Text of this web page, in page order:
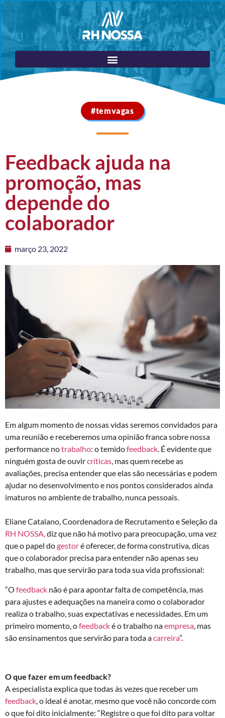
#temvagas
Feedback ajuda na
promoção, mas
depende do
colaborador
março 23, 2022
Em algum momento de nossas vidas seremos convidados para
uma reunião e receberemos uma opinião franca sobre nossa
performance notrabalho: o temidofeedback. É evidente que
ninguém gosta de ouvircríticas, mas quem recebe as
avaliações, precisa entender que elas são necessárias e podem
ajudar no desenvolvimento e nos pontos considerados ainda
imaturos no ambiente de trabalho, nunca pessoais.
Eliane Catalano, Coordenadora de Recrutamento e Seleção da
RH NOSSA,diz que não há motivo para preocupação, uma vez
que o papel dogestoré oferecer, de forma construtiva, dicas
que o colaborador precisa para entender não apenas seu
trabalho, mas que servirão para toda sua vida profissional:
“O feedback não é para apontar falta de competência, mas
para ajustes e adequações na maneira como o colaborador
realiza o trabalho, suas expectativas e necessidades. Em um
primeiro momento, ofeedbacké o trabalho naempresa, mas
são ensinamentos que servirão para toda acarreira”.
O que fazer em um feedback?
A especialista explica que todas às vezes que receber um
feedback , o ideal é anotar, mesmo que você não concorde com
o que foi dito inicialmente: “Registre o que foi dito para voltar